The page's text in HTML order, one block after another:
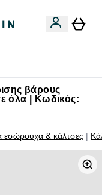
βάρους
όλα | Κωδικός:
εσώρουχα & κάλτσες